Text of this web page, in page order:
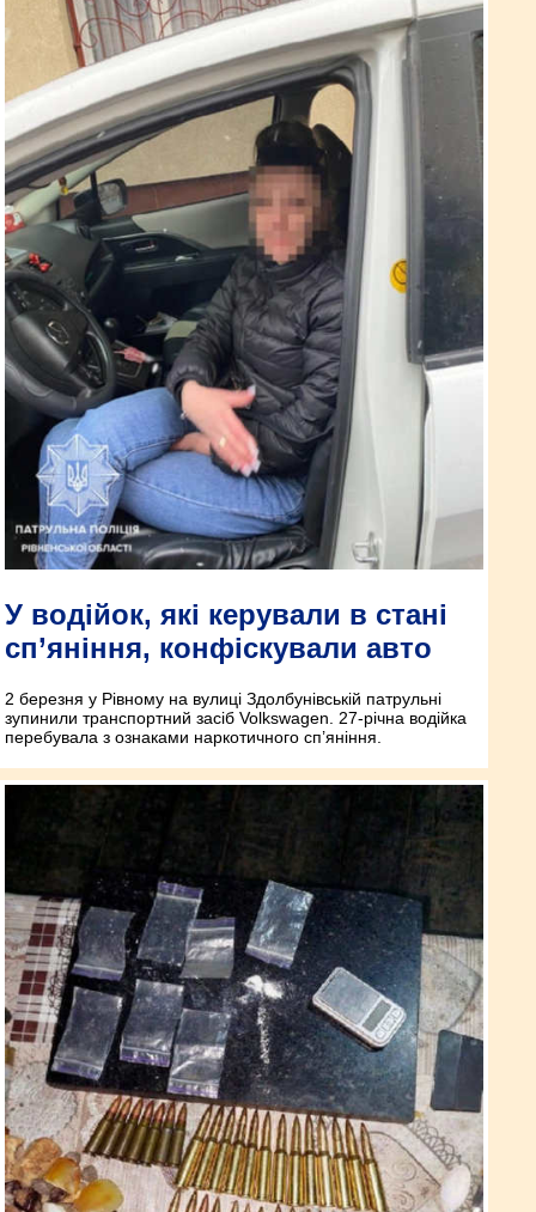
У водійок, які керували в стані
сп’яніння, конфіскували авто
2 березня у Рівному на вулиці Здолбунівській патрульні
зупинили транспортний засіб Volkswagen. 27-річна водійка
перебувала з ознаками наркотичного сп’яніння.